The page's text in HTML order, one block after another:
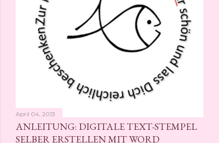
n
April 04, 2013
ANLEITUNG: DIGITALE TEXT-STEMPEL
SELBER ERSTELLEN MIT WORD